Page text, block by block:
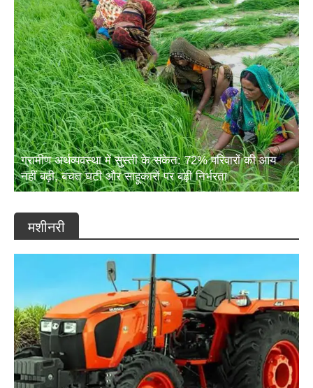
ग्रामीण अर्थव्यवस्था में सुस्ती के संकेत: 72% परिवारों की आय
नहीं बढ़ी, बचत घटी और साहूकारों पर बढ़ी निर्भरता
मशीनरी